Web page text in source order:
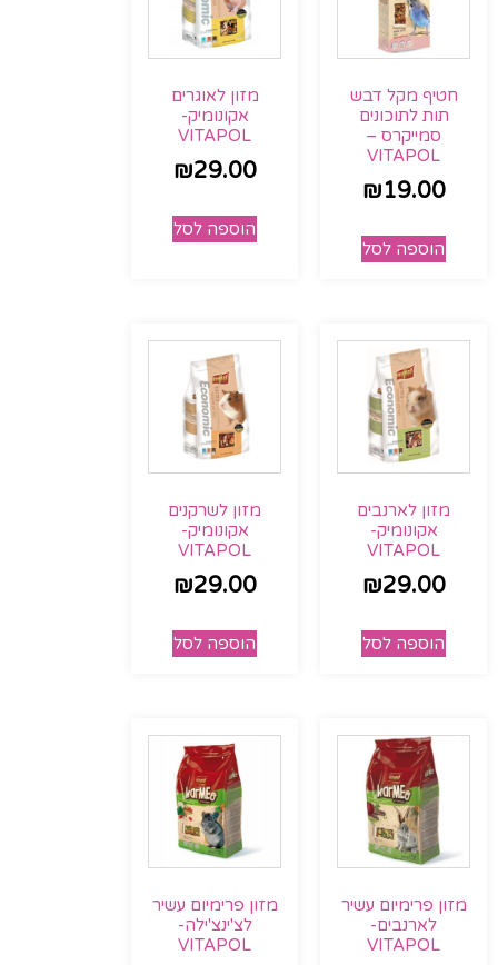
חטיף מקל דבש
תות לתוכונים
סמייקרס –
VITAPOL
₪19.00
הוספה לסל
מזון לאוגרים
אקונומיק-
VITAPOL
₪29.00
הוספה לסל
מזון לארנבים
אקונומיק-
VITAPOL
₪29.00
הוספה לסל
מזון לשרקנים
אקונומיק-
VITAPOL
₪29.00
הוספה לסל
מזון פרימיום עשיר
לארנבים-
VITAPOL
מזון פרימיום עשיר
לצ'ינצ'ילה-
VITAPOL